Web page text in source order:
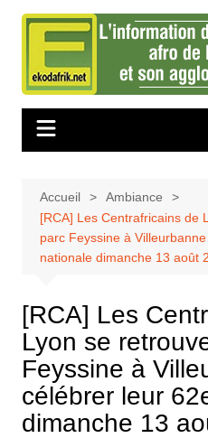
Aller
contenu
Accueil
Ambiance
[RCA] Les Centrafricains de
parc Feyssine à
nationale dimanche 13 août
[RCA] Les
Lyon se
Feyssine à
célébrer leur
dimanche 13